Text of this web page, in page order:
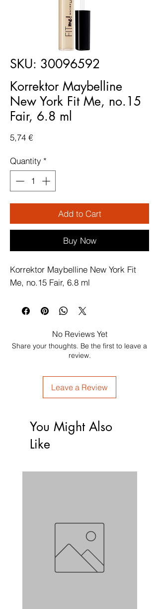
SKU: 30096592
Korrektor Maybelline
New York Fit Me, no.15
Fair, 6.8 ml
5,74 €Price
Quantity *
Add to Cart
Buy Now
Korrektor Maybelline New York Fit
Me, no.15 Fair, 6.8 ml
No Reviews Yet
Share your thoughts. Be the first to leave a
review.
Leave a Review
You Might Also
Like